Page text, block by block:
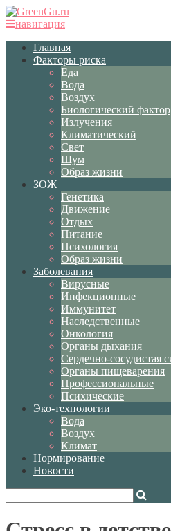
навигация
Главная
Факторы риска
Еда
Вода
Воздух
Биологический фактор
Излучения
Климатический
Свет
Шум
Образ жизни
ЗОЖ
Генетика
Движение
Отдых
Питание
Психология
Образ жизни
Заболевания
Вирусные
Инфекционные
Иммунитет
Наследственные
Онкология
Органы дыхания
Сердечно-сосудистая
Органы пищеварения
Профессиональные
Психические
Эко-технологии
Вода
Воздух
Климат
Нормирование
Новости